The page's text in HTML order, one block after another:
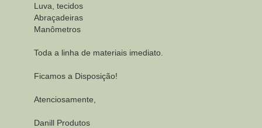
Luva, tecidos
Abraçadeiras
Manômetros
Toda a linha de materiais imediato.
Ficamos a Disposição!
Atenciosamente,
Danill Produtos